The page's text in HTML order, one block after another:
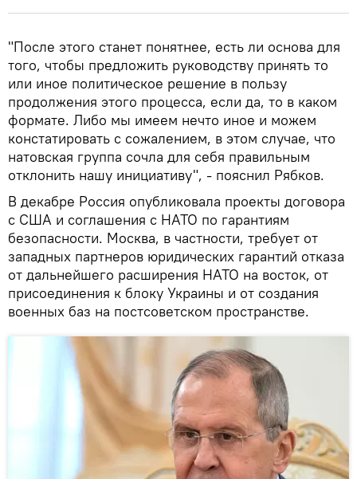
"После этого станет понятнее, есть ли основа для
того, чтобы предложить руководству принять то
или иное политическое решение в пользу
продолжения этого процесса, если да, то в каком
формате. Либо мы имеем нечто иное и можем
констатировать с сожалением, в этом случае, что
натовская группа сочла для себя правильным
отклонить нашу инициативу", - пояснил Рябков.
В декабре Россия опубликовала проекты договора
с США и соглашения с НАТО по гарантиям
безопасности. Москва, в частности, требует от
западных партнеров юридических гарантий отказа
от дальнейшего расширения НАТО на восток, от
присоединения к блоку Украины и от создания
военных баз на постсоветском пространстве.